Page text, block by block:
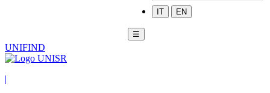
IT EN
☰
UNIFIND
|